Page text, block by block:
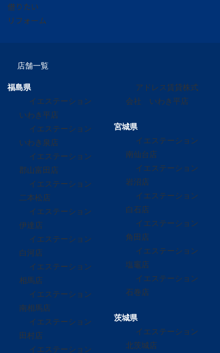
借りたい
リフォーム
店舗一覧
福島県
イエステーション
いわき平店
イエステーション
いわき泉店
イエステーション
郡山富田店
イエステーション
二本松店
イエステーション
伊達店
イエステーション
白河店
イエステーション
相馬店
イエステーション
南相馬店
イエステーション
田村店
イエステーション
アドレス賃貸株式
会社 いわき平店
宮城県
イエステーション
南仙台店
イエステーション
岩沼店
イエステーション
白石店
イエステーション
角田店
イエステーション
塩竈店
イエステーション
石巻店
茨城県
イエステーション
北茨城店